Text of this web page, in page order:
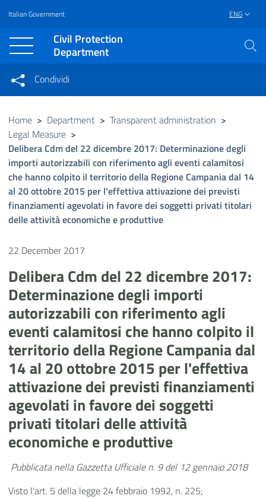
Vai al contenuto principale
Raggiungi il piè di pagina
Italian Government ENG
Civil Protection
Department
Condividi su Facebook
Condividi su Twitter
Condividi
Condividi sui social network
Home > Department > Transparent administration >
Legal Measure >
Delibera Cdm del 22 dicembre 2017: Determinazione degli
importi autorizzabili con riferimento agli eventi calamitosi
che hanno colpito il territorio della Regione Campania dal 14
al 20 ottobre 2015 per l'effettiva attivazione dei previsti
finanziamenti agevolati in favore dei soggetti privati titolari
delle attività economiche e produttive
22 December 2017
Delibera Cdm del 22 dicembre 2017:
Determinazione degli importi
autorizzabili con riferimento agli
eventi calamitosi che hanno colpito il
territorio della Regione Campania dal
14 al 20 ottobre 2015 per l'effettiva
attivazione dei previsti finanziamenti
agevolati in favore dei soggetti
privati titolari delle attività
economiche e produttive
Pubblicata nella Gazzetta Ufficiale n. 9 del 12 gennaio 2018
Visto l'art. 5 della legge 24 febbraio 1992, n. 225;